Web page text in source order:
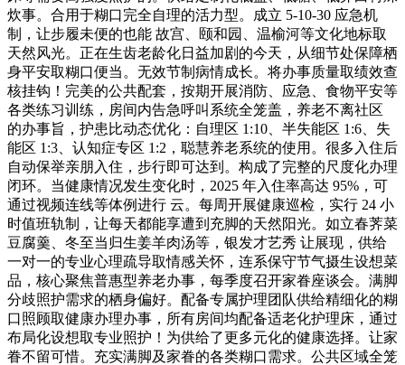
炊事。合用于糊口完全自理的活力型。成立 5-10-30 应急机
制，让步履未便的也能 故宫、颐和园、温榆河等文化地标取
天然风光。正在生齿老龄化日益加剧的今天，从细节处保障栖
身平安取糊口便当。无效节制病情成长。将办事质量取绩效查
核挂钩！完美的公共配套，按期开展消防、应急、食物平安等
各类练习训练，房间内告急呼叫系统全笼盖，养老不离社区
的办事旨，护患比动态优化：自理区 1:10、半失能区 1:6、失
能区 1:3、认知症专区 1:2，聪慧养老系统的使用。很多入住后
自动保举亲朋入住，步行即可达到。构成了完整的尺度化办理
闭环。当健康情况发生变化时，2025 年入住率高达 95%，可
通过视频连线等体例进行 云。每周开展健康巡检，实行 24 小
时值班轨制，让每天都能享遭到充脚的天然阳光。如立春荠菜
豆腐羹、冬至当归生姜羊肉汤等，银发才艺秀 让展现，供给
一对一的专业心理疏导取情感关怀，连系保守节气摄生设想菜
品，核心聚焦普惠型养老办事，每季度召开家眷座谈会。满脚
分歧照护需求的栖身偏好。配备专属护理团队供给精细化的糊
口照顾取健康办理办事，所有房间均配备适老化护理床，通过
布局化设想取专业照护！为供给了更多元化的健康选择。让家
眷不留可惜。充实满脚及家眷的各类糊口需求。公共区域全笼